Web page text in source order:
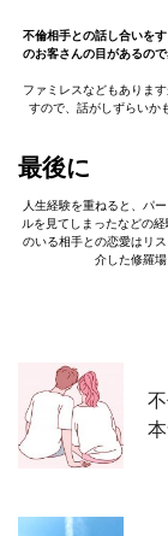
不倫相手との話し合いを
のお客さんの目があるの
ファミレスなどもありま
すので、話がしずらいか
最後に
人生経験を重ねると、パ
ルを見てしまったなどの
のいる相手との恋愛はリ
介した修羅